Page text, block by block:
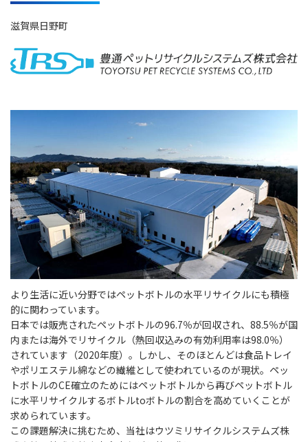
滋賀県日野町
より生活に近い分野ではペットボトルの水平リサイクルにも積極
的に関わっています。
日本では販売されたペットボトルの96.7％が回収され、88.5％が国
内または海外でリサイクル（熱回収込みの有効利用率は98.0％）
されています（2020年度）。しかし、そのほとんどは食品トレイ
やポリエステル綿などの繊維として使われているのが現状。ペッ
トボトルのCE確立のためにはペットボトルから再びペットボトル
に水平リサイクルするボトルtoボトルの割合を高めていくことが
求められています。
この課題解決に挑むため、当社はウツミリサイクルシステムズ株